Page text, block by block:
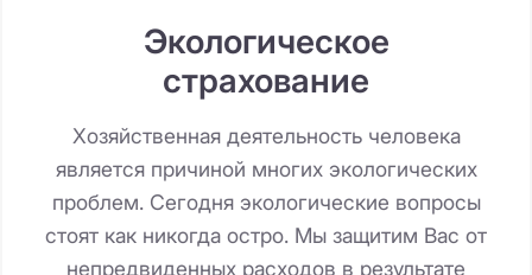
Экологическое
страхование
Хозяйственная деятельность человека
является причиной многих экологических
проблем. Сегодня экологические вопросы
стоят как никогда остро. Мы защитим Вас от
непредвиденных расходов в результате